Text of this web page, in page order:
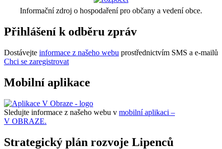
Informační zdroj o hospodaření pro občany a vedení obce.
Přihlášení k odběru zpráv
Dostávejte informace z našeho webu prostřednictvím SMS a e-mailů
Chci se zaregistrovat
Mobilní aplikace
Sledujte informace z našeho webu v mobilní aplikaci –
V OBRAZE.
Strategický plán rozvoje Lipenců